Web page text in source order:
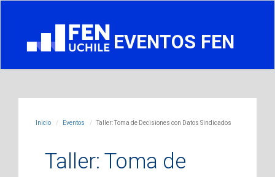
EVENTOS FEN
Inicio Eventos Taller: Toma de Decisiones con Datos Sindicados
Taller: Toma de